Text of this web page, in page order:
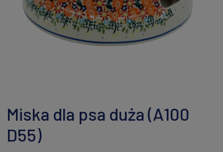
Miska dla psa duża (A100
D55)